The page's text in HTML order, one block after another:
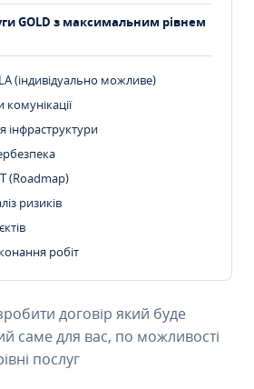
GOLD з максимальним рівнем
(індивідуально можливе)
комунікації
інфраструктури
(Roadmap)
ризиків
робіт
договір який буде
саме для вас, по можливості
послуг